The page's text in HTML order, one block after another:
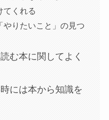
てくれる
やりたいこと」の見つ
む本に関してよく
には本から知識を